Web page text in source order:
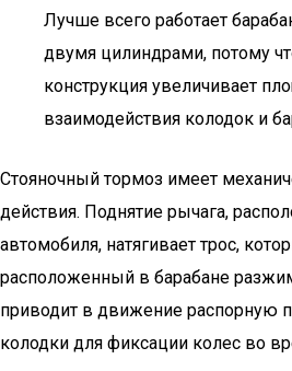
Лучше всего работает
двумя цилиндрами, потому
конструкция увеличивает
взаимодействия колодок и
Стояночный тормоз имеет
действия. Поднятие рычага,
автомобиля, натягивает трос,
расположенный в барабане
приводит в движение распорную
колодки для фиксации колес во